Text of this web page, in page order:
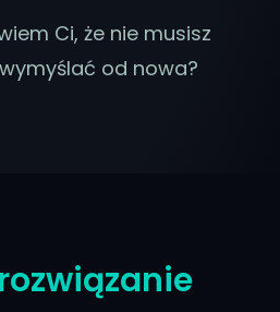
Ci, że nie musisz
od nowa?